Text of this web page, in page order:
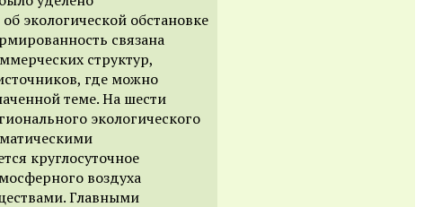
экологической обстановке
связана
структур,
где можно
теме. На шести
экологического
круглосуточное
воздуха
Главными